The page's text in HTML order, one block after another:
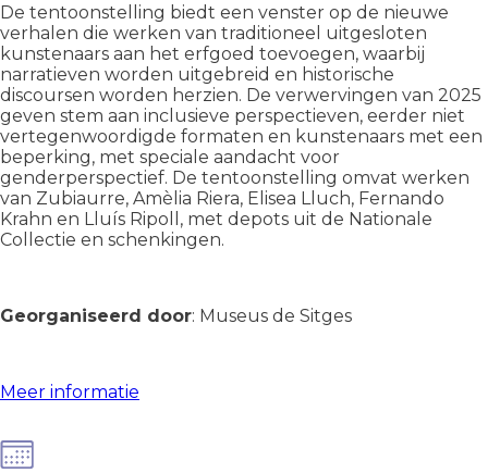
De tentoonstelling biedt een venster op de nieuwe
verhalen die werken van traditioneel uitgesloten
kunstenaars aan het erfgoed toevoegen, waarbij
narratieven worden uitgebreid en historische
discoursen worden herzien. De verwervingen van 2025
geven stem aan inclusieve perspectieven, eerder niet
vertegenwoordigde formaten en kunstenaars met een
beperking, met speciale aandacht voor
genderperspectief. De tentoonstelling omvat werken
van Zubiaurre, Amèlia Riera, Elisea Lluch, Fernando
Krahn en Lluís Ripoll, met depots uit de Nationale
Collectie en schenkingen.
Georganiseerd door: Museus de Sitges
Meer informatie